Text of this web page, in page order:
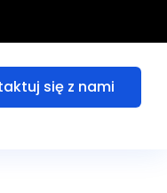
się z nami